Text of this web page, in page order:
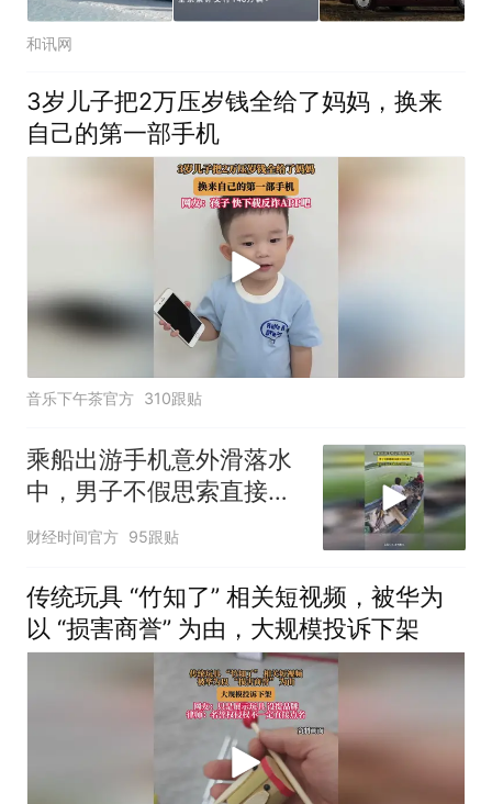
和讯网
3岁儿子把2万压岁钱全给了妈妈，换来
自己的第一部手机
音乐下午茶官方 310跟贴
乘船出游手机意外滑落水
中，男子不假思索直接下
水打捞
财经时间官方 95跟贴
传统玩具 “竹知了” 相关短视频，被华为
以 “损害商誉” 为由，大规模投诉下架